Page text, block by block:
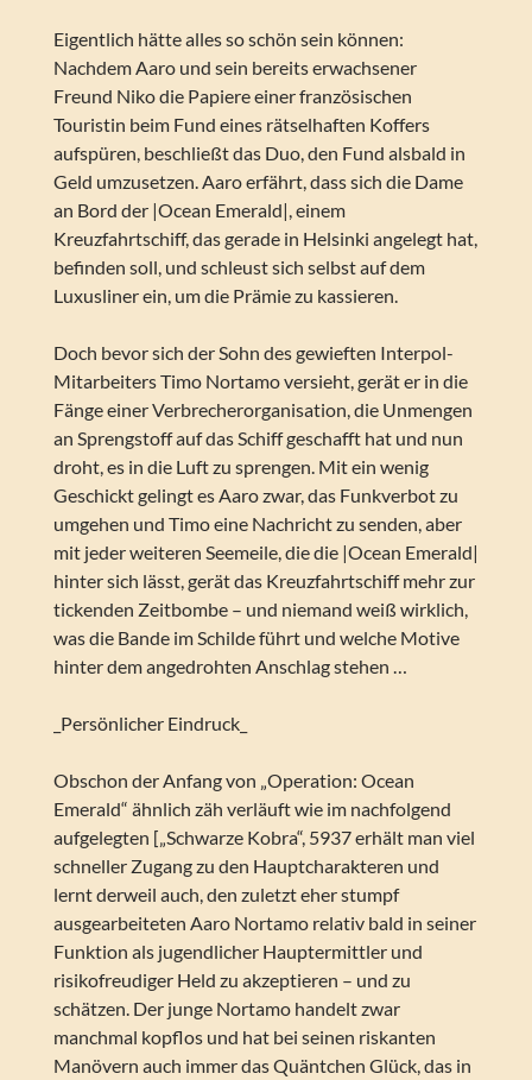
Eigentlich hätte alles so schön sein können:
Nachdem Aaro und sein bereits erwachsener
Freund Niko die Papiere einer französischen
Touristin beim Fund eines rätselhaften Koffers
aufspüren, beschließt das Duo, den Fund alsbald in
Geld umzusetzen. Aaro erfährt, dass sich die Dame
an Bord der |Ocean Emerald|, einem
Kreuzfahrtschiff, das gerade in Helsinki angelegt hat,
befinden soll, und schleust sich selbst auf dem
Luxusliner ein, um die Prämie zu kassieren.
Doch bevor sich der Sohn des gewieften Interpol-
Mitarbeiters Timo Nortamo versieht, gerät er in die
Fänge einer Verbrecherorganisation, die Unmengen
an Sprengstoff auf das Schiff geschafft hat und nun
droht, es in die Luft zu sprengen. Mit ein wenig
Geschickt gelingt es Aaro zwar, das Funkverbot zu
umgehen und Timo eine Nachricht zu senden, aber
mit jeder weiteren Seemeile, die die |Ocean Emerald|
hinter sich lässt, gerät das Kreuzfahrtschiff mehr zur
tickenden Zeitbombe – und niemand weiß wirklich,
was die Bande im Schilde führt und welche Motive
hinter dem angedrohten Anschlag stehen …
_Persönlicher Eindruck_
Obschon der Anfang von „Operation: Ocean
Emerald“ ähnlich zäh verläuft wie im nachfolgend
aufgelegten [„Schwarze Kobra“, 5937 erhält man viel
schneller Zugang zu den Hauptcharakteren und
lernt derweil auch, den zuletzt eher stumpf
ausgearbeiteten Aaro Nortamo relativ bald in seiner
Funktion als jugendlicher Hauptermittler und
risikofreudiger Held zu akzeptieren – und zu
schätzen. Der junge Nortamo handelt zwar
manchmal kopflos und hat bei seinen riskanten
Manövern auch immer das Quäntchen Glück, das in